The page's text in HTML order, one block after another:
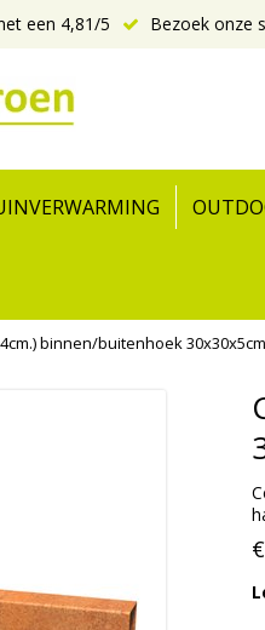
een 4,81/5 Bezoek onze
binnen/buitenhoek